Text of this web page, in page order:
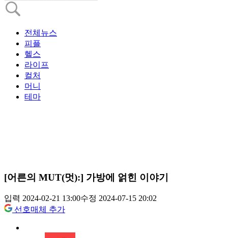
전체뉴스
피플
헬스
라이프
컬처
머니
테마
[어른의 MUT(멋):] 가방에 얽힌 이야기
입력 2024-02-21 13:00수정 2024-07-15 20:02
선호매체 추가